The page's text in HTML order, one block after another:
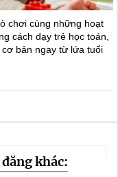
chơi cùng những hoạt
cách dạy trẻ học toán,
bản ngay từ lứa tuổi
khác: